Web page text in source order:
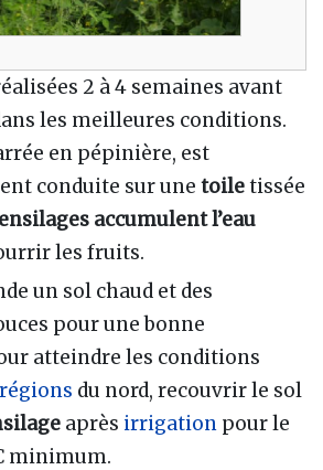
2 à 4 semaines avant
les meilleures conditions.
en pépinière, est
conduite sur une toiletissée
accumulent l’eau
les fruits.
un sol chaud et des
pour une bonne
atteindre les conditions
régions du nord, recouvrir le sol
après irrigation pour le
minimum.